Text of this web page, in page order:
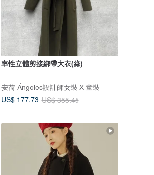
率性立體剪接綁帶大衣(綠)
安荷 Ángeles設計師女裝 X 童裝
US$ 177.73 US$ 355.45